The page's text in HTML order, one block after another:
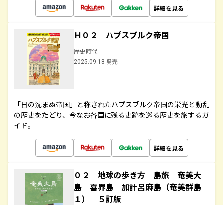
詳細を見る
Ｈ０２ ハプスブルク帝国
歴史時代
2025.09.18 発売
「日の沈まぬ帝国」と称されたハプスブルク帝国の栄光と動乱
の歴史をたどり、今なお各国に残る史跡を巡る歴史を旅するガ
イド。
詳細を見る
０２ 地球の歩き方 島旅 奄美大
島 喜界島 加計呂麻島（奄美群島
１） ５訂版